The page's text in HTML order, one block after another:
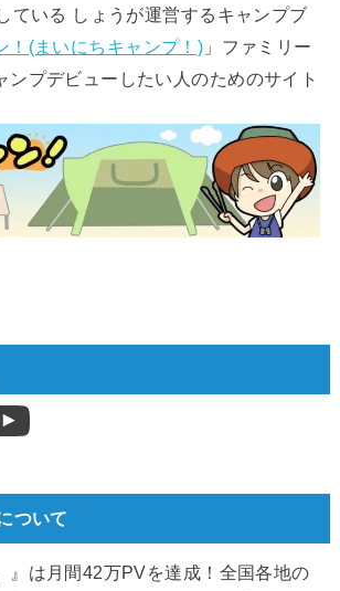
ている しょうが運営するキャンプブ
！(まいにちキャンプ！) 」ファミリー
ンプデビューしたい人のためのサイト
ついて
』は月間42万PVを達成！全国各地の